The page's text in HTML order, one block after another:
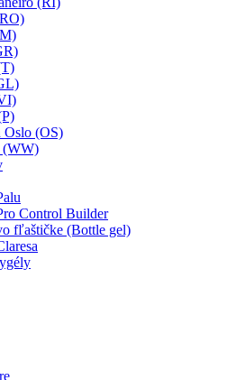
Oslo (OS)
(WW)
Control Builder
fľaštičke (Bottle gel)